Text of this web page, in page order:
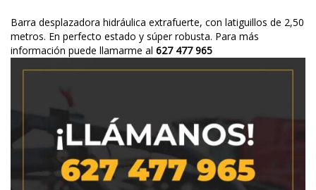
Barra desplazadora hidráulica extrafuerte, con latiguillos de 2,50
metros. En perfecto estado y súper robusta. Para más
información puede llamarme al 627 477 965